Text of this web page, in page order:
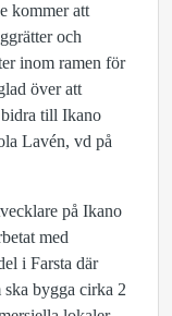
kommer att
och
inom ramen för
över att
bidra till Ikano
Lavén, vd på
på Ikano
med
i Farsta där
bygga cirka 2